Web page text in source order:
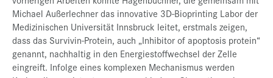
Michael Außerlechner das innovative 3D-Bioprinting Labor der
Medizinischen Universität Innsbruck leitet, erstmals zeigen,
dass das Survivin-Protein, auch „Inhibitor of apoptosis protein“
genannt, nachhaltig in den Energiestoffwechsel der Zelle
eingreift. Infolge eines komplexen Mechanismus werden